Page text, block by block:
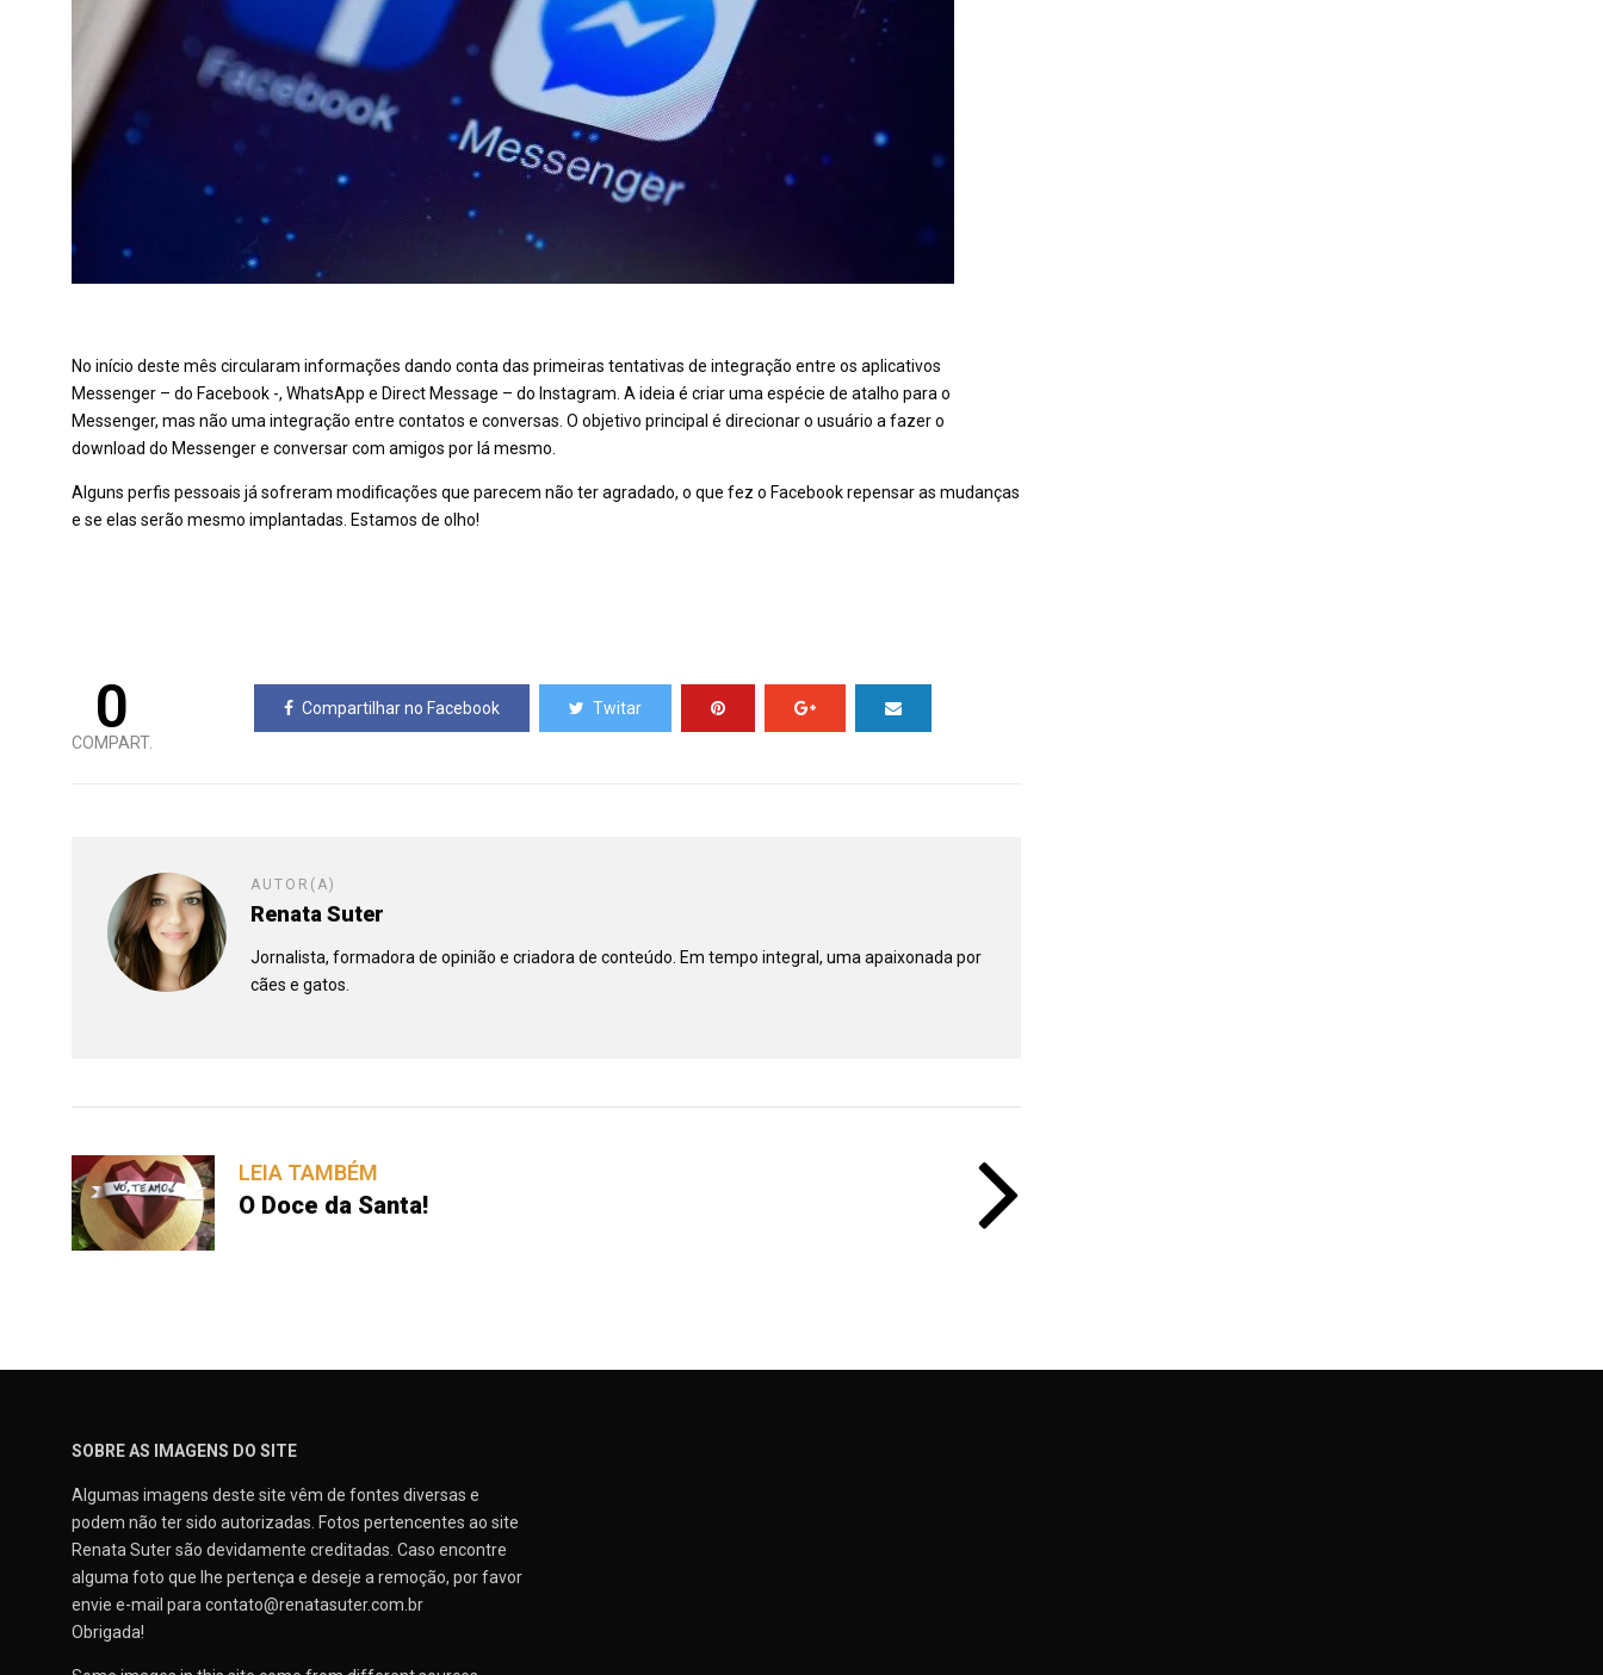
No início deste mês circularam informações dando conta das primeiras tentativas de integração entre os aplicativos
Messenger – do Facebook -, WhatsApp e Direct Message – do Instagram. A ideia é criar uma espécie de atalho para o
Messenger, mas não uma integração entre contatos e conversas. O objetivo principal é direcionar o usuário a fazer o
download do Messenger e conversar com amigos por lá mesmo.
Alguns perfis pessoais já sofreram modificações que parecem não ter agradado, o que fez o Facebook repensar as mudanças
e se elas serão mesmo implantadas. Estamos de olho!
0
COMPART.
Compartilhar no Facebook Twitar
AUTOR(A)
Renata Suter
Jornalista, formadora de opinião e criadora de conteúdo. Em tempo integral, uma apaixonada por
cães e gatos.
LEIA TAMBÉM
O Doce da Santa!
SOBRE AS IMAGENS DO SITE
Algumas imagens deste site vêm de fontes diversas e
podem não ter sido autorizadas. Fotos pertencentes ao site
Renata Suter são devidamente creditadas. Caso encontre
alguma foto que lhe pertença e deseje a remoção, por favor
envie e-mail para contato@renatasuter.com.br
Obrigada!